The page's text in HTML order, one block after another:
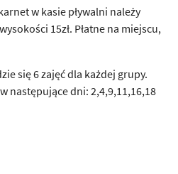
w kasie pływalni należy
15zł. Płatne na miejscu,
się 6 zajęć dla każdej grupy.
następujące dni: 2,4,9,11,16,18